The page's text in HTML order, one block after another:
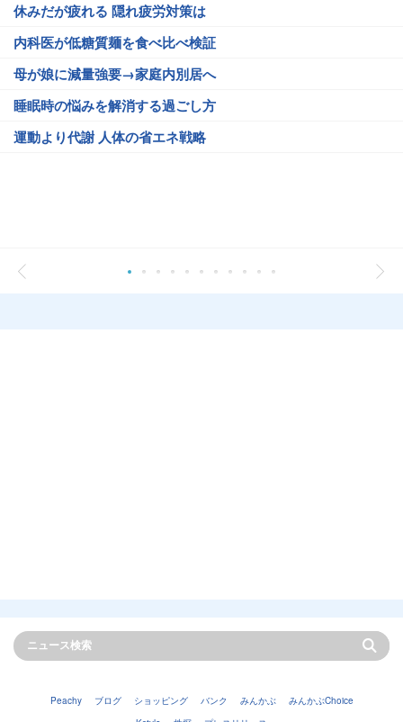
休みだが疲れる 隠れ疲労対策は
内科医が低糖質麺を食べ比べ検証
母が娘に減量強要→家庭内別居へ
睡眠時の悩みを解消する過ごし方
運動より代謝 人体の省エネ戦略
Peachy ブログ ショッピング バンク みんかぶ
みんかぶChoice